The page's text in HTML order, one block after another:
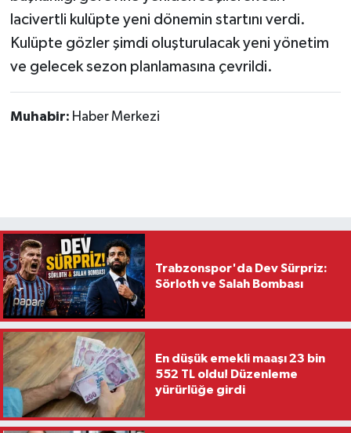
lacivertli kulüpte yeni dönemin startını verdi.
Kulüpte gözler şimdi oluşturulacak yeni yönetim
ve gelecek sezon planlamasına çevrildi.
Muhabir: Haber Merkezi
Trabzonspor'da Dev Sürpriz:
Sörloth ve Salah Bombası
En düşük emekli maaşı 23 bin
552 TL oldu! Düzenleme
yürürlüğe girdi